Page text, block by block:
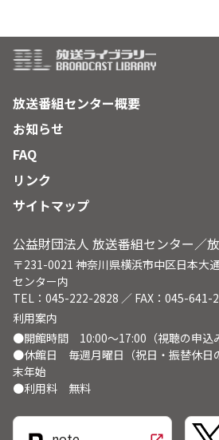
放送番組センター概要
お知らせ
FAQ
リンク
サイトマップ
公益財団法人 放送番組センター／
〒231-0021 神奈川県横浜市中区日本大
センター内
TEL：045-222-2828 ／ FAX：045-641-
利用案内
●開館時間 10:00～17:00（視聴の申込
●休館日 毎週月曜日（祝日・振替休日
末年始
●利用料 無料